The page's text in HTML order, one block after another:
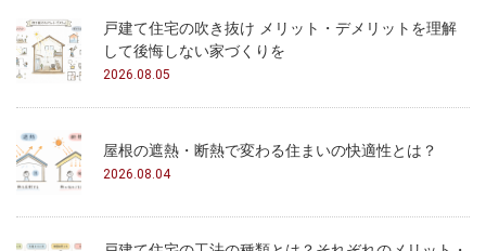
戸建て住宅の吹き抜け メリット・デメリットを理解
して後悔しない家づくりを
2026.08.05
屋根の遮熱・断熱で変わる住まいの快適性とは？
2026.08.04